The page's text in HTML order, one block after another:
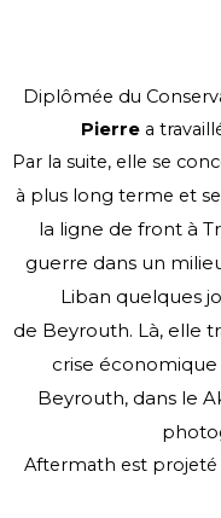
Diplômée du
Pierre a
Par la suite, elle se
à plus long terme et
la ligne de front à
guerre dans un
Liban quelques
de Beyrouth. Là, elle
crise
Beyrouth, dans le
Aftermath est projeté